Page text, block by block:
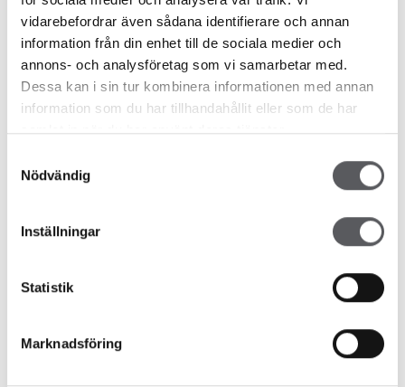
vidarebefordrar även sådana identifierare och annan
information från din enhet till de sociala medier och
annons- och analysföretag som vi samarbetar med.
Dessa kan i sin tur kombinera informationen med annan
information som du har tillhandahållit eller som de har
samlat in när du har använt deras tjänster.
Nödvändig
Inställningar
Statistik
Marknadsföring
HUS 753
233m²
HUS 90
193.2m²